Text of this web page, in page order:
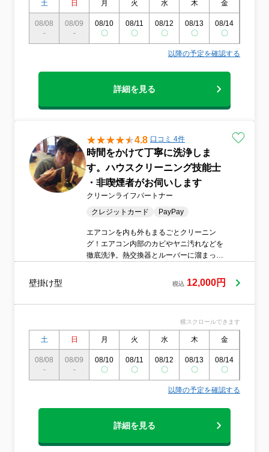
土 日 月 火 水 木 金
08/08
-
08/09
-
08/10
〇
08/11
〇
08/12
〇
08/13
〇
08/14
〇
以降の予定を確認する
詳細を見る
4.8 口コミ 4件
時間をかけて丁寧に洗浄しま
す。ハウスクリーニング技能士
・非喫煙者がお伺いします
クリーンライフパートナー
クレジットカード
PayPay
エアコンを内も外もまるごとクリーニン
グ！エアコン内部のカビやヤニ汚れなどを
徹底洗浄。熱交換器とルーバーに溜まって
電気代の節約にもつながります。綺麗な空
気で健康&快適な生活を送って下さい。
壁掛け型 税込 12,000円
横スクロールできます
土 日 月 火 水 木 金
08/08
-
08/09
-
08/10
〇
08/11
〇
08/12
〇
08/13
〇
08/14
〇
以降の予定を確認する
詳細を見る